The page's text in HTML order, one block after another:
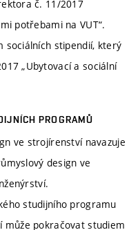
č. 11/2017
potřebami na VUT“.
sociálních stipendií, který
„Ubytovací a sociální
PROGRAMŮ
ve strojírenství navazuje
design ve
studijního programu
může pokračovat studiem